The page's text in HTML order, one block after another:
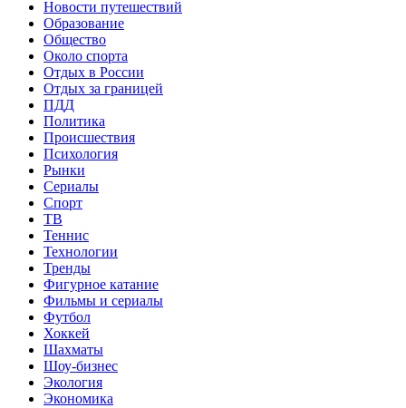
Новости путешествий
Образование
Общество
Около спорта
Отдых в России
Отдых за границей
ПДД
Политика
Происшествия
Психология
Рынки
Сериалы
Спорт
ТВ
Теннис
Технологии
Тренды
Фигурное катание
Фильмы и сериалы
Футбол
Хоккей
Шахматы
Шоу-бизнес
Экология
Экономика